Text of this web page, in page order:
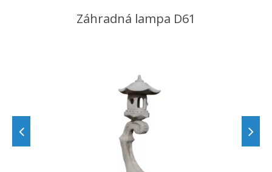
Záhradná lampa D61